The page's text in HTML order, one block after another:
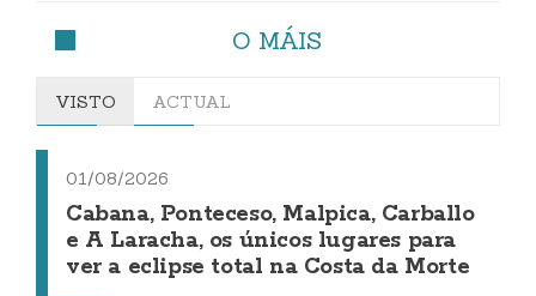
O MÁIS
VISTO ACTUAL
01/08/2026
Cabana, Ponteceso, Malpica, Carballo
e A Laracha, os únicos lugares para
ver a eclipse total na Costa da Morte